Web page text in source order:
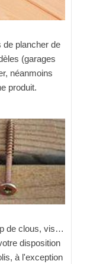
de plancher de
(garages
néanmoins
produit.
de clous, vis…
disposition
à l'exception